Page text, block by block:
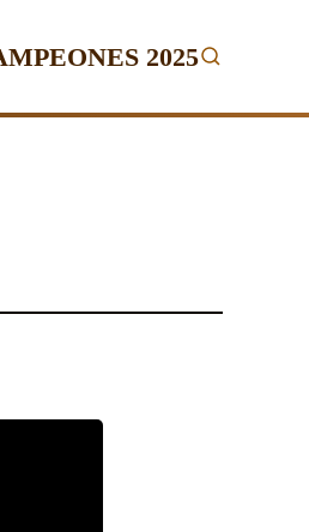
2025